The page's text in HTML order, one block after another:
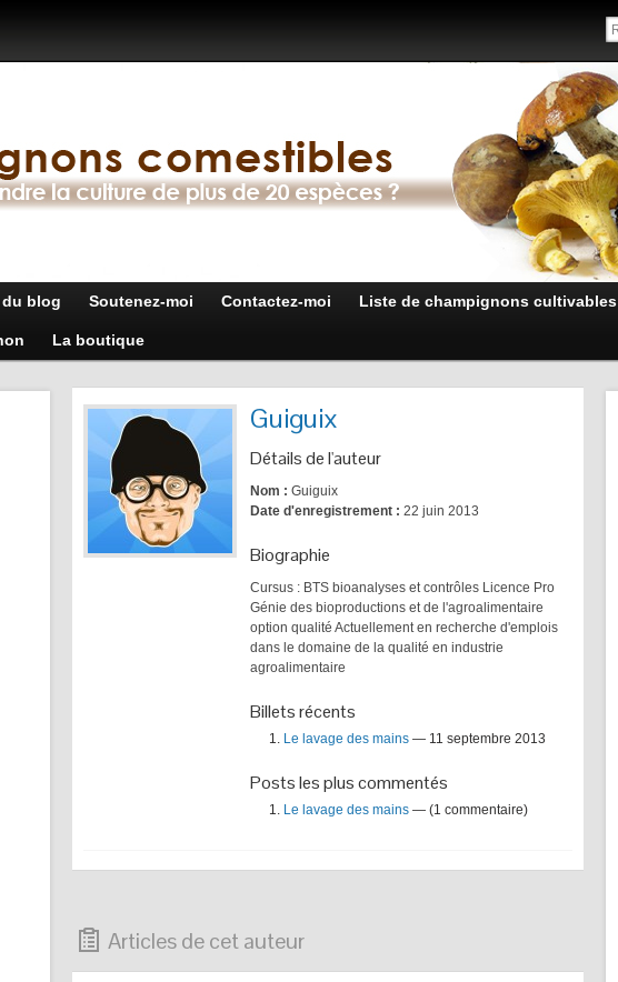
blog Soutenez-moi Contactez-moi Liste de champignons cultivables
La boutique
Guiguix
Détails de l'auteur
Nom : Guiguix
Date d'enregistrement : 22 juin 2013
Biographie
Cursus : BTS bioanalyses et contrôles Licence Pro
Génie des bioproductions et de l'agroalimentaire
option qualité Actuellement en recherche d'emplois
dans le domaine de la qualité en industrie
agroalimentaire
Billets récents
Le lavage des mains — 11 septembre 2013
Posts les plus commentés
Le lavage des mains — (1 commentaire)
Articles de cet auteur